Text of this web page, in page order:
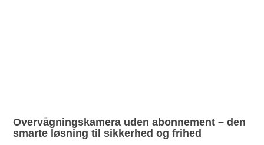
Overvågningskamera uden abonnement – den
smarte løsning til sikkerhed og frihed